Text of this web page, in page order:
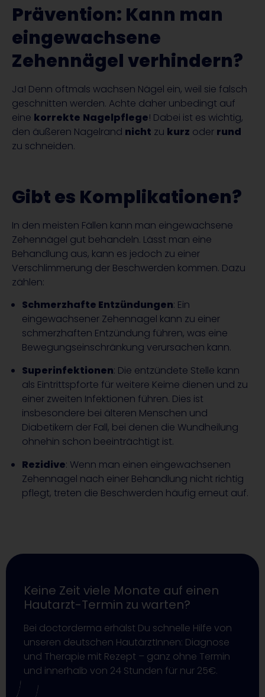
Prävention: Kann man
eingewachsene
Zehennägel verhindern?
Ja! Denn oftmals wachsen Nägel ein, weil sie falsch
geschnitten werden. Achte daher unbedingt auf
eine korrekte Nagelpflege! Dabei ist es wichtig,
den äußeren Nagelrand nicht zu kurz oder rund
zu schneiden.
Gibt es Komplikationen?
In den meisten Fällen kann man eingewachsene
Zehennägel gut behandeln. Lässt man eine
Behandlung aus, kann es jedoch zu einer
Verschlimmerung der Beschwerden kommen. Dazu
zählen:
Schmerzhafte Entzündungen: Ein
eingewachsener Zehennagel kann zu einer
schmerzhaften Entzündung führen, was eine
Bewegungseinschränkung verursachen kann.
Superinfektionen: Die entzündete Stelle kann
als Eintrittspforte für weitere Keime dienen und zu
einer zweiten Infektionen führen. Dies ist
insbesondere bei älteren Menschen und
Diabetikern der Fall, bei denen die Wundheilung
ohnehin schon beeinträchtigt ist.
Rezidive: Wenn man einen eingewachsenen
Zehennagel nach einer Behandlung nicht richtig
pflegt, treten die Beschwerden häufig erneut auf.
Keine Zeit viele Monate auf einen
Hautarzt-Termin zu warten?
Bei doctorderma erhälst Du schnelle Hilfe von
unseren deutschen HautärztInnen: Diagnose
und Therapie mit Rezept – ganz ohne Termin
und innerhalb von 24 Stunden für nur 25€.